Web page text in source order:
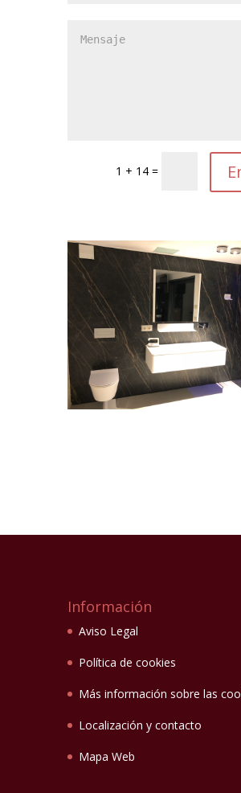
1 + 14 =
Información
Aviso Legal
Política de cookies
Más información sobre las
Localización y contacto
Mapa Web